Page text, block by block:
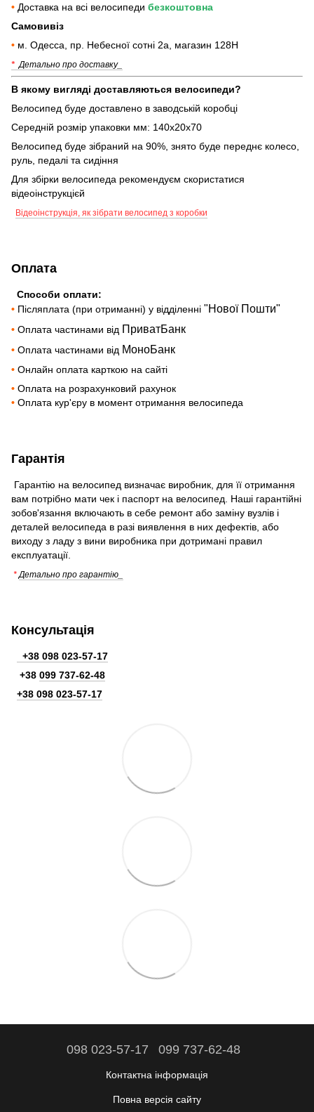
• Доставка на всі велосипеди безкоштовна
Самовивіз
• м. Одесса, пр. Небесної сотні 2а, магазин 128Н
* Детально про доставку_
В якому вигляді доставляються велосипеди?
Велосипед буде доставлено в заводській коробці
Середній розмір упаковки мм: 140х20х70
Велосипед буде зібраний на 90%, знято буде переднє колесо,
руль, педалі та сидіння
Для збірки велосипеда рекомендуєм скористатися
відеоінструкцієй
Відеоінструкція, як зібрати велосипед з коробки
Оплата
Способи оплати:
• Післяплата (при отриманні) у відділенні "Нової Пошти"
• Оплата частинами від ПриватБанк
• Оплата частинами від МоноБанк
• Онлайн оплата карткою на сайті
• Оплата на розрахунковий рахунок
• Оплата кур'єру в момент отримання велосипеда
Гарантія
Гарантію на велосипед визначає виробник, для її отримання
вам потрібно мати чек і паспорт на велосипед. Наші гарантійні
зобов'язання включають в себе ремонт або заміну вузлів і
деталей велосипеда в разі виявлення в них дефектів, або
виходу з ладу з вини виробника при дотримані правил
експлуатації.
* Детально про гарантію_
Консультація
+38 098 023-57-17
+38 099 737-62-48
+38 098 023-57-17
098 023-57-17 099 737-62-48
Контактна інформація
Повна версія сайту